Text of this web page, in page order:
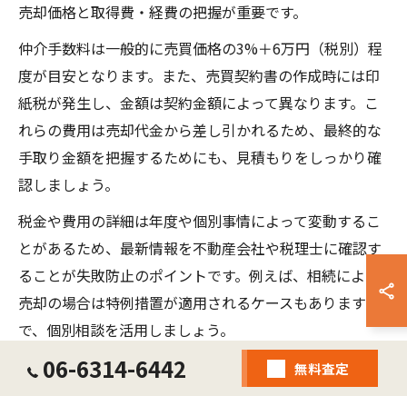
売却価格と取得費・経費の把握が重要です。
仲介手数料は一般的に売買価格の3%＋6万円（税別）程
度が目安となります。また、売買契約書の作成時には印
紙税が発生し、金額は契約金額によって異なります。こ
れらの費用は売却代金から差し引かれるため、最終的な
手取り金額を把握するためにも、見積もりをしっかり確
認しましょう。
税金や費用の詳細は年度や個別事情によって変動するこ
とがあるため、最新情報を不動産会社や税理士に確認す
ることが失敗防止のポイントです。例えば、相続による
売却の場合は特例措置が適用されるケースもありますの
で、個別相談を活用しましょう。
不動産売却で役立つ節税対策と具体例
06-6314-6442 無料査定